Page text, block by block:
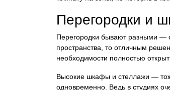
Перегородки и
Перегородки бывают разными —
пространства, то отличным
необходимости полностью
Высокие шкафы и стеллажи —
одновременно. Ведь в студиях